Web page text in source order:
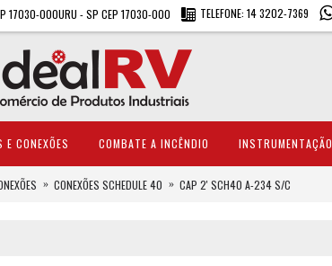
17030-000URU - SP CEP 17030-000 TELEFONE: 14 3202-7369
E CONEXÕES COMBATE A INCÊNDIO INSTRUMENTAÇÃO
CONEXÕES SCHEDULE 40 CAP 2' SCH40 A-234 S/C